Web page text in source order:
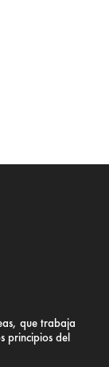
que trabaja
principios del